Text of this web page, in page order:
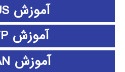
آموزش EDIUS
آموزش EMTP
آموزش ePLAN